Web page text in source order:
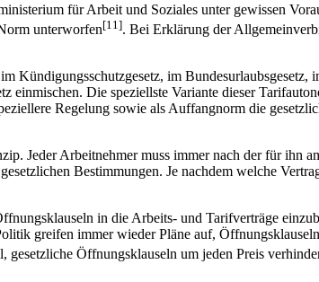
für Arbeit und Soziales unter gewissen
unterworfen[11]. Bei Erklärung der
Kündigungsschutzgesetz, im
einmischen. Die speziellste Variante dieser
Regelung sowie als Auffangnorm die
Jeder Arbeitnehmer muss immer nach der für ihn
Bestimmungen. Je nachdem welche
in die Arbeits- und Tarifverträge
greifen immer wieder Pläne auf,
Öffnungsklauseln um jeden Preis